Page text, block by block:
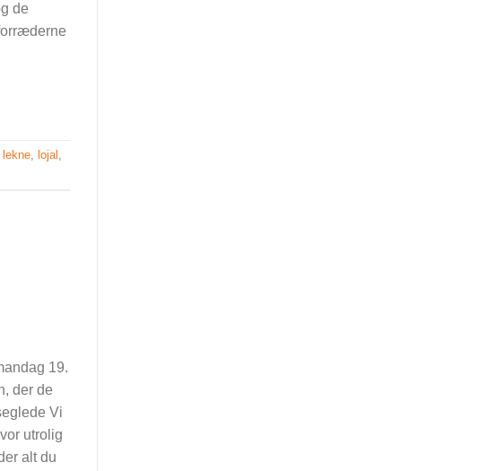
de
lekne, lojal ,
19.
der de
Vi
utrolig
alt du